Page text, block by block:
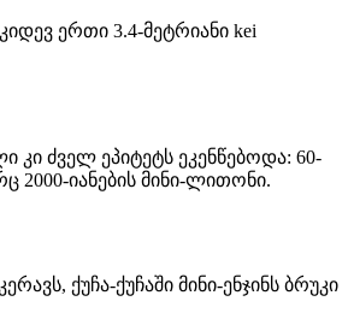
ერთი 3.4-მეტრიანი kei
ძველ ეპიტეტს ეკენწებოდა: 60-
2000-იანების მინი-ლითონი.
ქუჩა-ქუჩაში მინი-ენჯინს ბრუკი